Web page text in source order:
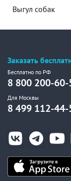
Выгул собак
Заказать
Бесплатно по РФ
8 800 200-60-
Для Москвы
8 499 112-44-